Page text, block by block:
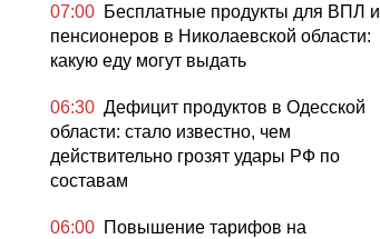
07:00 Бесплатные продукты для ВПЛ и
пенсионеров в Николаевской области:
какую еду могут выдать
06:30 Дефицит продуктов в Одесской
области: стало известно, чем
действительно грозят удары РФ по
составам
06:00 Повышение тарифов на